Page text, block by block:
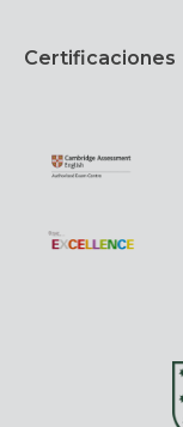
Certificaciones